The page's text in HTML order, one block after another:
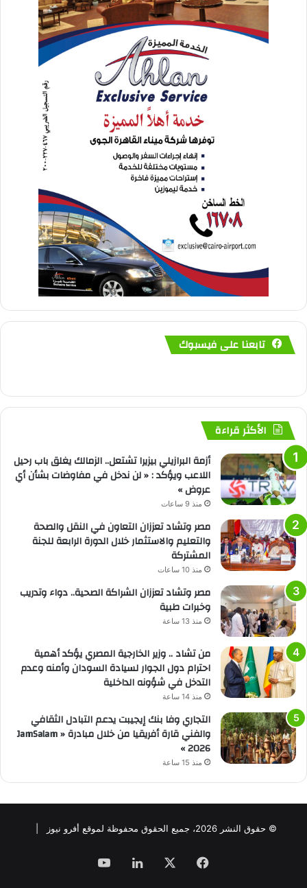
تابعنا على فيسبوك
الأكثر قراءة
أزمة البرازيلي بيزيرا تشتعل.. الزمالك يغلق باب رحيل
اللاعب ويؤكد : « لن ندخل في مفاوضات بشأن أي
عروض »
منذ 9 ساعات
مصر وتشاد تعززان التعاون في النقل والصحة
والتعليم والاستثمار خلال الدورة الرابعة للجنة
المشتركة
منذ 10 ساعات
مصر وتشاد تعززان الشراكة الصحية.. دواء وتدريب
وخبرات طبية
منذ 13 ساعة
من تشاد .. وزير الخارجية المصري يؤكد أهمية
احترام دول الجوار لسيادة السودان وأمنه وعدم
التدخل في شؤونه الداخلية
منذ 14 ساعة
التجاري وفا بنك إيجيبت يدعم التبادل الثقافي
والفني قارة أفريقيا من خلال مبادرة « JamSalam
2026 »
منذ 15 ساعة
© حقوق النشر 2026، جميع الحقوق محفوظة لموقع أفرو نيوز |
فيسبوك لينكدإن